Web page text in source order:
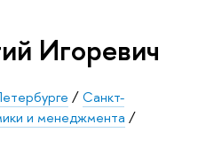
Игоревич
/Санкт-
и менеджмента /